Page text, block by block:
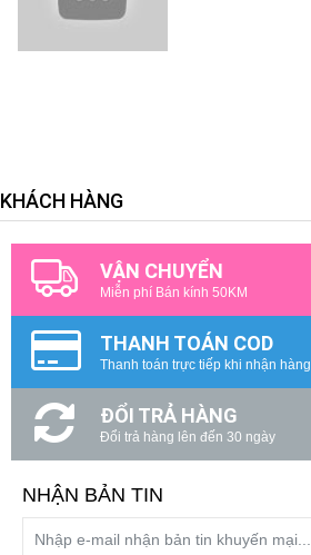
KHÁCH HÀNG
VẬN CHUYỂN
Miễn phí Bán kính 50KM
THANH TOÁN COD
Thanh toán trực tiếp khi nhận hàng
ĐỔI TRẢ HÀNG
Đổi trả hàng lên đến 30 ngày
NHẬN BẢN TIN